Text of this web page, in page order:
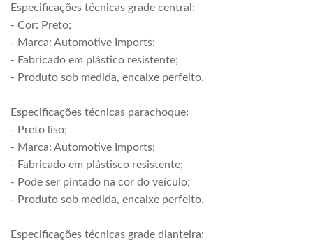
Especificações técnicas grade central:
- Cor: Preto;
- Marca: Automotive Imports;
- Fabricado em plástico resistente;
- Produto sob medida, encaixe perfeito.
Especificações técnicas parachoque:
- Preto liso;
- Marca: Automotive Imports;
- Fabricado em plástisco resistente;
- Pode ser pintado na cor do veículo;
- Produto sob medida, encaixe perfeito.
Especificações técnicas grade dianteira: